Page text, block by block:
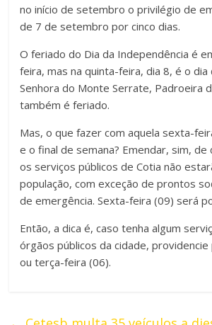
no início de setembro o privilégio de
de 7 de setembro por cinco dias.
O feriado do Dia da Independência é
feira, mas na quinta-feira, dia 8, é o dia
Senhora do Monte Serrate, Padroeira
também é feriado.
Mas, o que fazer com aquela sexta-
e o final de semana? Emendar, sim,
os serviços públicos de Cotia não
população, com exceção de prontos
de emergência. Sexta-feira (09) será
Então, a dica é, caso tenha algum
órgãos públicos da cidade, providencie
ou terça-feira (06).